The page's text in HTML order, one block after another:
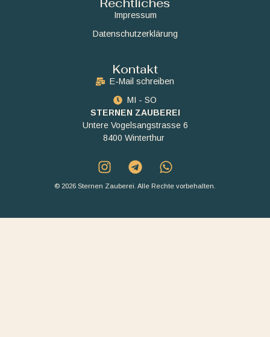
Rechtliches
Impressum
Datenschutzerklärung
Kontakt
E-Mail schreiben
MI - SO
STERNEN ZAUBEREI
Untere Vogelsangstrasse 6
8400 Winterthur
© 2026 Sternen Zauberei. Alle Rechte vorbehalten.